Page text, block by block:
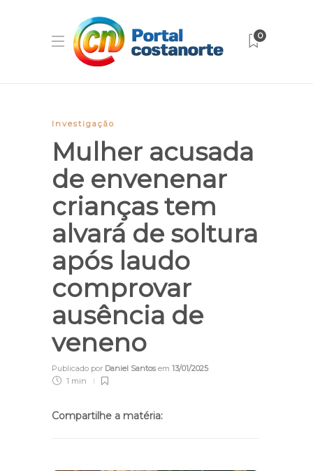
0
Investigação
Mulher acusada
de envenenar
crianças tem
alvará de soltura
após laudo
comprovar
ausência de
veneno
Publicado por Daniel Santosem 13/01/2025
1 min
Compartilhe a matéria: